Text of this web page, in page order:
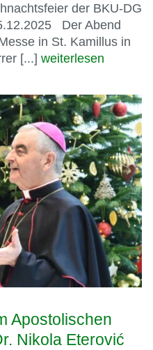
der BKU-DG
Der Abend
in St. Kamillus in
[...] weiterlesen
Apostolischen
Nikola Eterović